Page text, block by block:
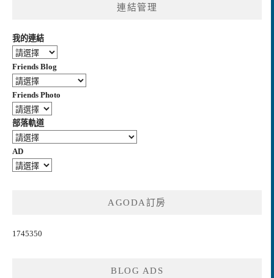
連結管理
我的連結
Friends Blog
Friends Photo
部落軌道
AD
AGODA訂房
1745350
BLOG ADS